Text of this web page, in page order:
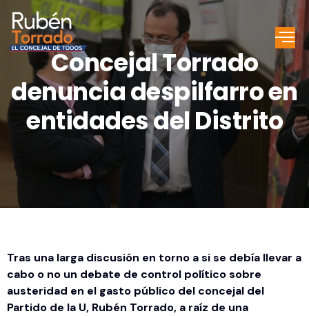
Concejal Torrado
denuncia despilfarro en
entidades del Distrito
Tras una larga discusión en torno a si se debía llevar a
cabo o no un debate de control político sobre
austeridad en el gasto público del concejal del
Partido de la U, Rubén Torrado, a raíz de una